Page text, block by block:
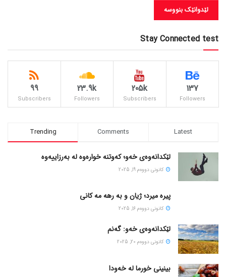
Stay Connected test
137
Followers
205k
Subscribers
23.9k
Followers
99
Subscribers
Trending Comments Latest
لێکدانەوەی خەو؛ کەوتنە خوارەوە لە بەرزاییەوە
كانونی دووه‌م 19, 2025
پیره میرد؛ ژیان و به رهه مه کانی
كانونی دووه‌م 16, 2025
لێکدانەوەی خەو: گەنم
كانونی دووه‌م 20, 2025
بینینی خورما لە خەودا